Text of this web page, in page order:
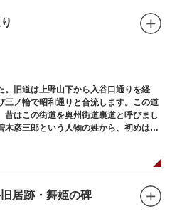
。旧道は上野山下から入谷口通りを経
三ノ輪で昭和通りと合流します。この道
昔はこの街道を奥州街道裏道と呼びまし
彦三郎という人物の姓から、初めは金
れています。
居跡・舞姫の碑